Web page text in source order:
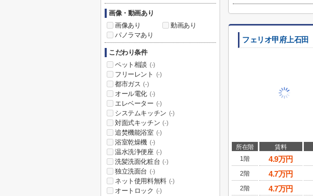
フェリオ甲府上石田
所在階 賃料
1階
4.9万円
2階
4.7万円
2階
4.7万円
画像・動画あり
画像あり
動画あり
パノラマあり
こだわり条件
ペット相談 (-)
フリーレント (-)
都市ガス (-)
オール電化 (-)
エレベーター (-)
システムキッチン (-)
対面式キッチン (-)
追焚機能浴室 (-)
浴室乾燥機 (-)
温水洗浄便座 (-)
洗髪洗面化粧台 (-)
独立洗面台 (-)
ネット使用料無料 (-)
オートロック (-)